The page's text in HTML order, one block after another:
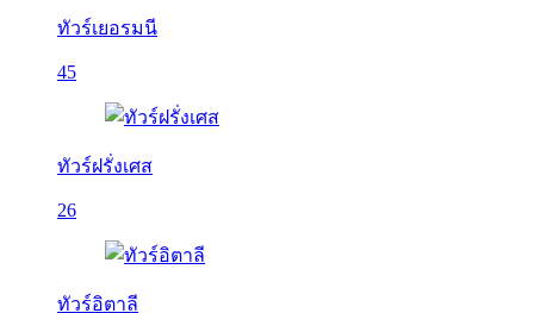
ทัวร์เยอรมนี
45
ทัวร์ฝรั่งเศส
26
ทัวร์อิตาลี